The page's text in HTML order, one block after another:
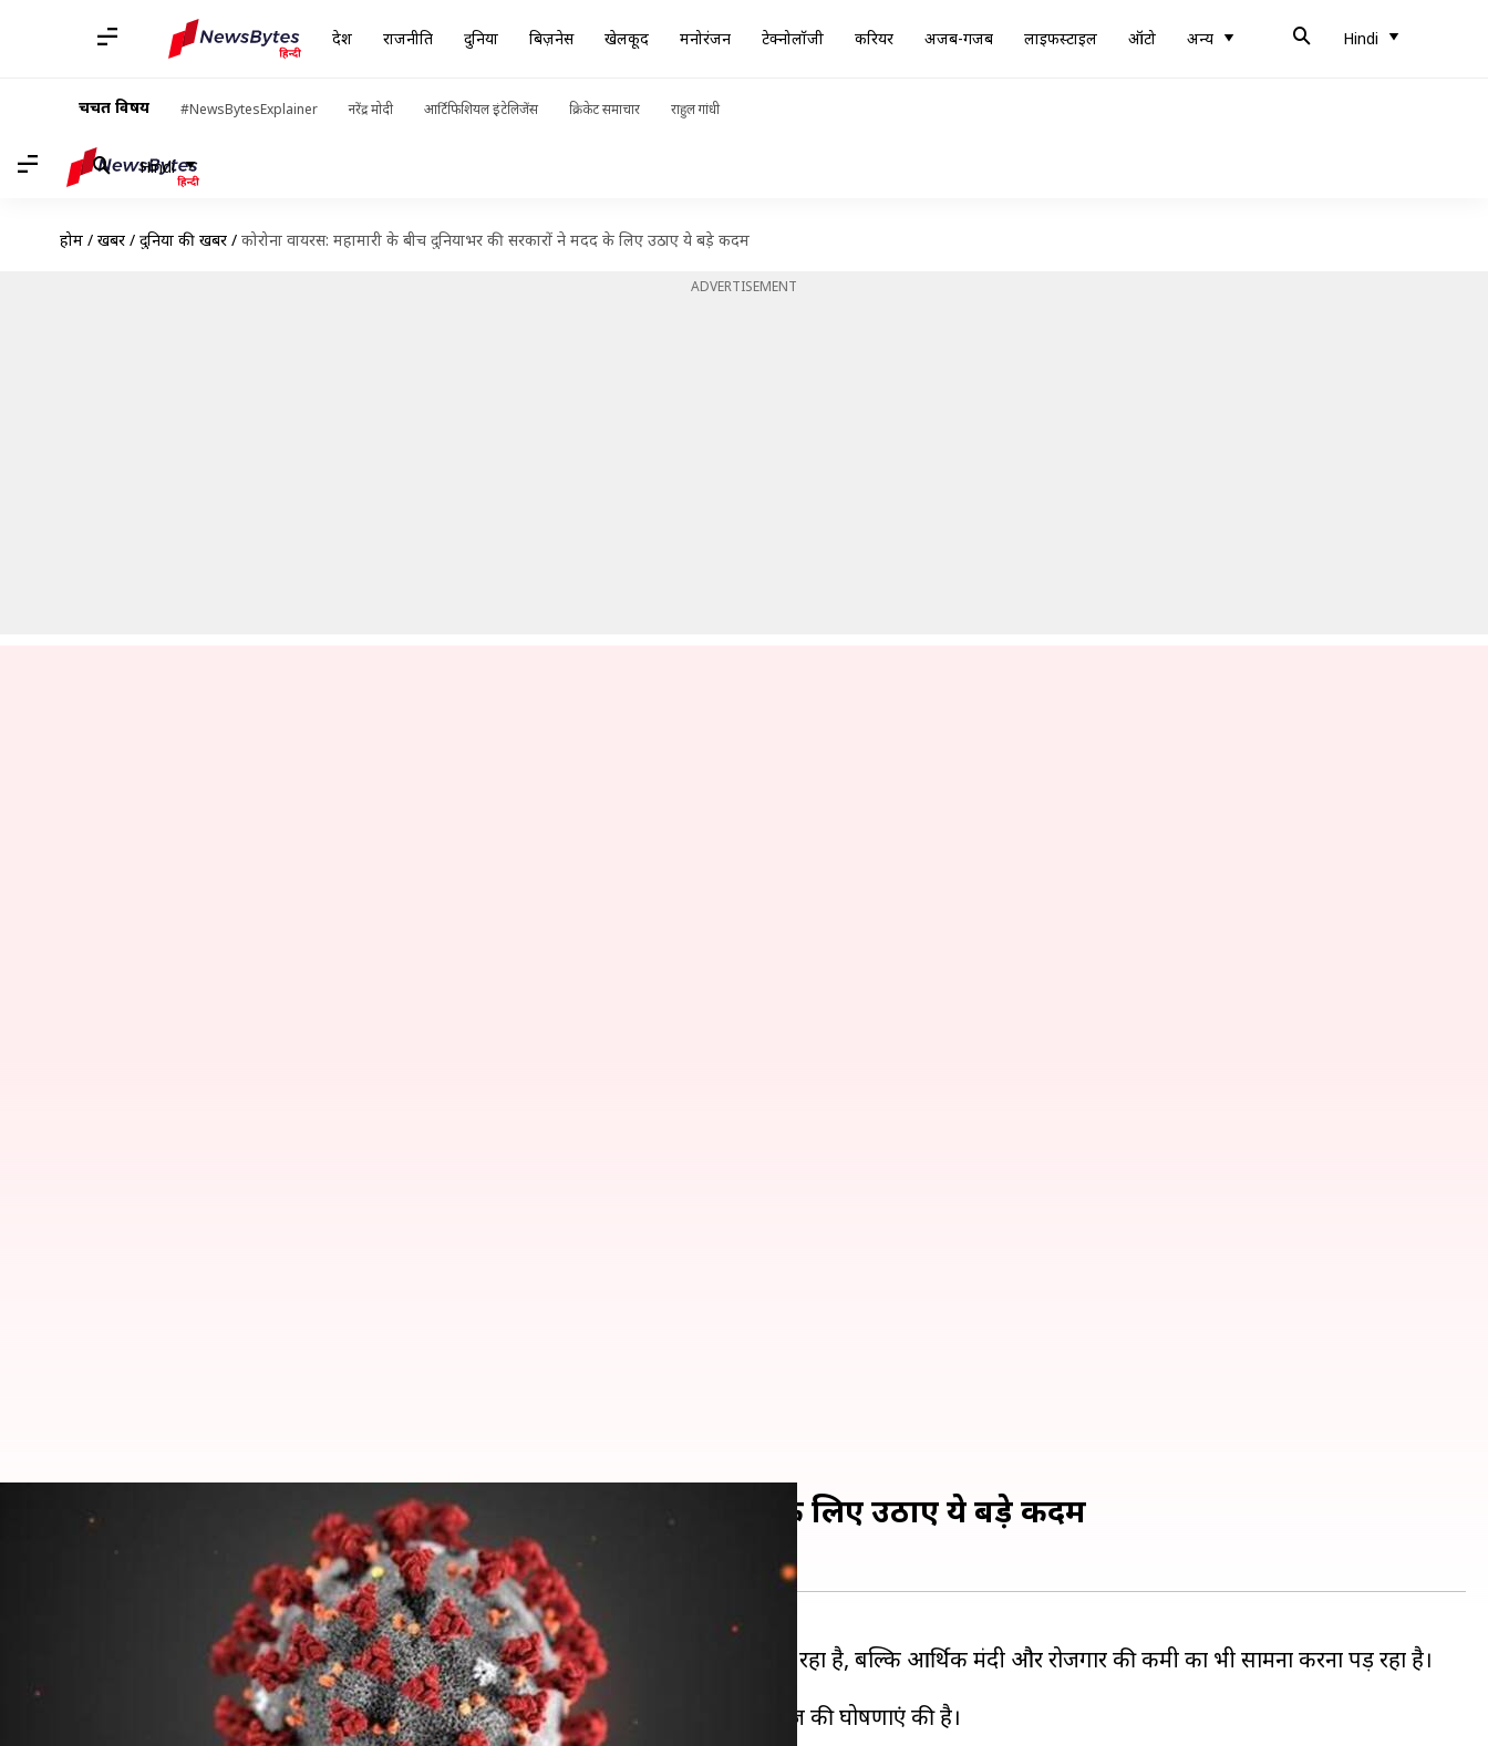
देश राजनीति दुनिया बिज़नेस खेलकूद मनोरंजन टेक्नोलॉजी करियर अजब-गजब लाइफस्टाइल ऑटो अन्य Hindi
चर्चित विषय #NewsBytesExplainer नरेंद्र मोदी आर्टिफिशियल इंटेलिजेंस क्रिकेट समाचार राहुल गांधी
Hindi
होम / खबरें / दुनिया की खबरें / कोरोना वायरस: महामारी के बीच दुनियाभर की सरकारों ने मदद के लिए उठाए ये बड़े कदम
ADVERTISEMENT
कोरोना वायरस: महामारी के बीच दुनियाभर की सरकारों ने मदद के लिए उठाए ये बड़े कदम
दुनिया को अपनी चपेट में लेने वाली कोरोना वायरस से प्रत्येक देश को न केवल नागरिकों को खोना पड़ रहा है, बल्कि आर्थिक मंदी और रोजगार की कमी का भी सामना करना पड़ रहा है।
कोरोना के प्रकोप के कारण सरकारों ने लोगों को घरों में बंद रहने की सलाह दी है।
ऐसे में सभी देशों की सरकारों ने अपने नागरिकों की समस्याओं को देखते हुए कई तरह के राहत पैकेज की घोषणाएं की है।